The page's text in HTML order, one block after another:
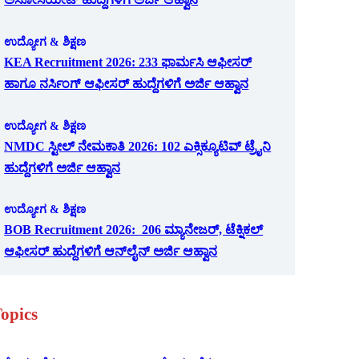
ಉದ್ಯೋಗ & ಶಿಕ್ಷಣ
KEA Recruitment 2026: 233 ಫಾರ್ಮಸಿ ಆಫೀಸರ್
ಹಾಗೂ ನರ್ಸಿಂಗ್ ಆಫೀಸರ್ ಹುದ್ದೆಗಳಿಗೆ ಅರ್ಜಿ ಆಹ್ವಾನ
ಉದ್ಯೋಗ & ಶಿಕ್ಷಣ
NMDC ಸ್ಟೀಲ್ ನೇಮಕಾತಿ 2026: 102 ಎಕ್ಸಿಕ್ಯೂಟಿವ್ ಟ್ರೈನಿ
ಹುದ್ದೆಗಳಿಗೆ ಅರ್ಜಿ ಆಹ್ವಾನ
ಉದ್ಯೋಗ & ಶಿಕ್ಷಣ
BOB Recruitment 2026: 206 ಮ್ಯಾನೇಜರ್, ಟೆಕ್ನಿಕಲ್
ಆಫೀಸರ್ ಹುದ್ದೆಗಳಿಗೆ ಆನ್‌ಲೈನ್ ಅರ್ಜಿ ಆಹ್ವಾನ